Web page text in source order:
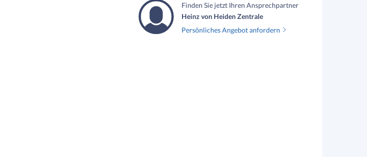
Finden Sie jetzt Ihren Ansprechpartner
Heinz von Heiden Zentrale
Persönliches Angebot anfordern